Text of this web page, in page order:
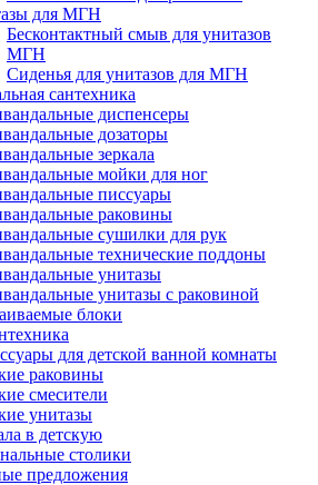
для МГН
Бесконтактный смыв для унитазов
МГН
Сиденья для унитазов для МГН
сантехника
диспенсеры
дозаторы
зеркала
мойки для ног
писсуары
раковины
сушилки для рук
технические поддоны
унитазы
унитазы с раковиной
блоки
для детской ванной комнаты
раковины
смесители
унитазы
в детскую
столики
предложения